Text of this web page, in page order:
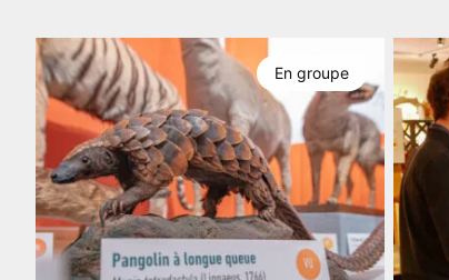
En groupe